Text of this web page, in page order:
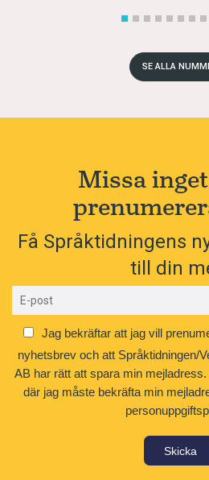
SE ALLA
Missa
Få Språktidningens
till din
Jag bekräftar att jag vill
nyhetsbrev och att Språktidningen/
AB har rätt att spara min
där jag måste bekräfta min
Skicka